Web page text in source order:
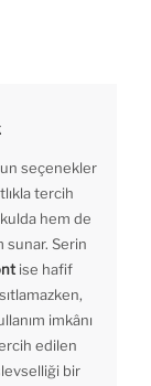
seçenekler
tercih
hem de
Serin
ise hafif
imkânı
edilen
bir